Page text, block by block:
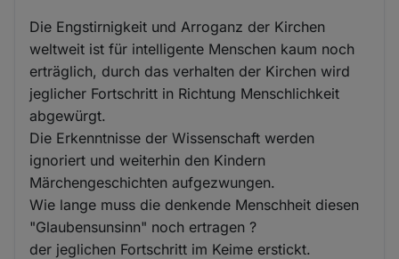
Die Engstirnigkeit und Arroganz der Kirchen
weltweit ist für intelligente Menschen kaum noch
erträglich, durch das verhalten der Kirchen wird
jeglicher Fortschritt in Richtung Menschlichkeit
abgewürgt.
Die Erkenntnisse der Wissenschaft werden
ignoriert und weiterhin den Kindern
Märchengeschichten aufgezwungen.
Wie lange muss die denkende Menschheit diesen
"Glaubensunsinn" noch ertragen ?
der jeglichen Fortschritt im Keime erstickt.